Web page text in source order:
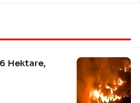
Hektare,